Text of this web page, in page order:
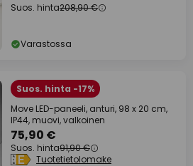
Suos. hinta208,90 €
Varastossa
Suos. hinta -17%
Move LED-paneeli, anturi, 98 x 20 cm,
IP44, muovi, valkoinen
75,90 €
Suos. hinta91,90 €
Tuotetietolomake